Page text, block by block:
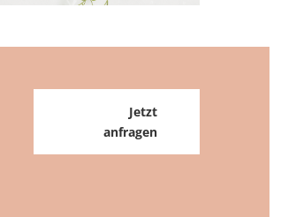
Jetzt
anfragen